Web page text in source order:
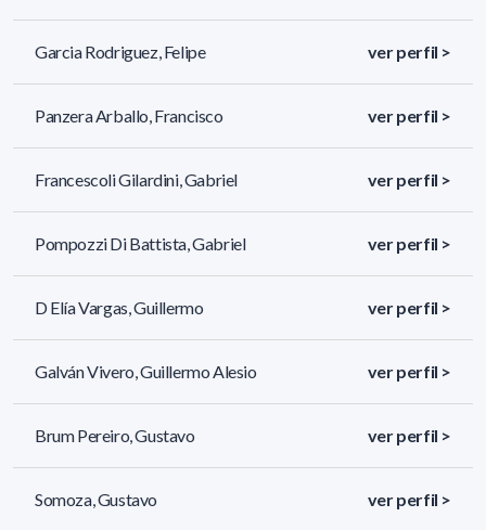
Garcia Rodriguez, Felipe ver perfil >
Panzera Arballo, Francisco ver perfil >
Francescoli Gilardini, Gabriel ver perfil >
Pompozzi Di Battista, Gabriel ver perfil >
D Elía Vargas, Guillermo ver perfil >
Galván Vivero, Guillermo Alesio ver perfil >
Brum Pereiro, Gustavo ver perfil >
Somoza, Gustavo ver perfil >